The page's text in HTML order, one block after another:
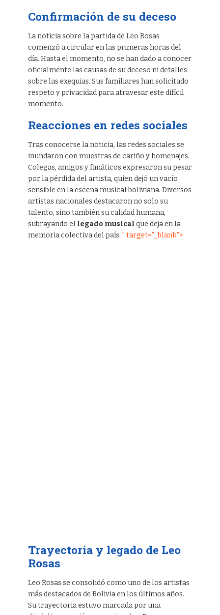
Confirmación de su deceso
La noticia sobre la partida de Leo Rosas
comenzó a circular en las primeras horas del
día. Hasta el momento, no se han dado a conocer
oficialmente las causas de su deceso ni detalles
sobre las exequias. Sus familiares han solicitado
respeto y privacidad para atravesar este difícil
momento.
Reacciones en redes sociales
Tras conocerse la noticia, las redes sociales se
inundaron con muestras de cariño y homenajes.
Colegas, amigos y fanáticos expresaron su pesar
por la pérdida del artista, quien dejó un vacío
sensible en la escena musical boliviana. Diversos
artistas nacionales destacaron no solo su
talento, sino también su calidad humana,
subrayando el legado musical que deja en la
memoria colectiva del país. ” target=”_blank”>
Trayectoria y legado de Leo
Rosas
Leo Rosas se consolidó como uno de los artistas
más destacados de Bolivia en los últimos años.
Su trayectoria estuvo marcada por una